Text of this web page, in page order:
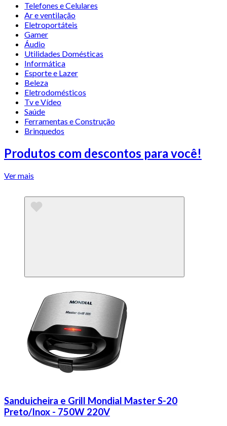
Telefones e Celulares
Ar e ventilação
Eletroportáteis
Gamer
Áudio
Utilidades Domésticas
Informática
Esporte e Lazer
Beleza
Eletrodomésticos
Tv e Vídeo
Saúde
Ferramentas e Construção
Brinquedos
Produtos com descontos para você!
Ver mais
Sanduicheira e Grill Mondial Master S-20
Preto/Inox - 750W 220V